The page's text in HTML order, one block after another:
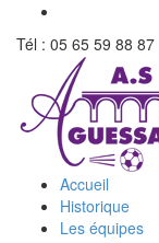
Tél : 05 65 59 88 87
Accueil
Historique
Les équipes